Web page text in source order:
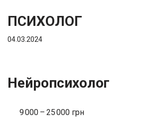
ПСИХОЛОГ
04.03.2024
Нейропсихолог
9 000 – 25 000 грн